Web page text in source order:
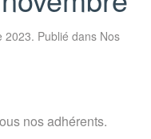
2023. Publié dans Nos
nos adhérents.